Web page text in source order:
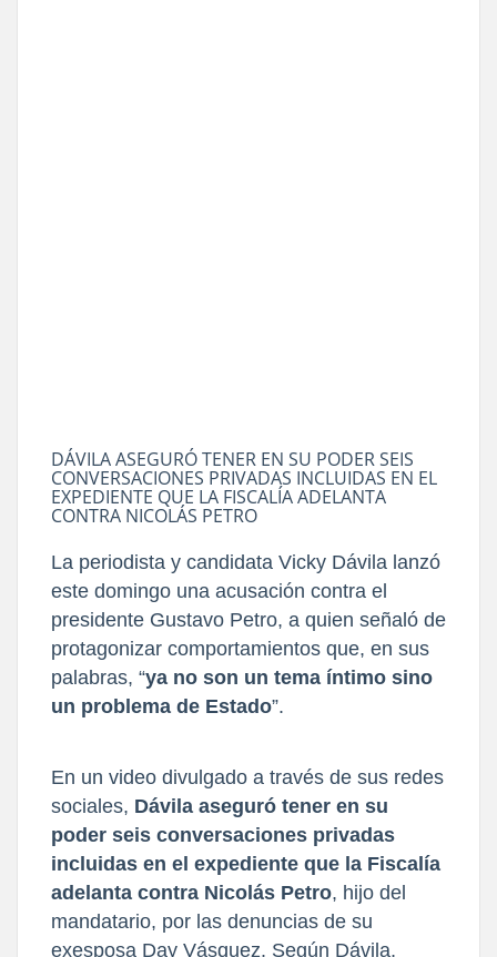
DÁVILA ASEGURÓ TENER EN SU PODER SEIS
CONVERSACIONES PRIVADAS INCLUIDAS EN EL
EXPEDIENTE QUE LA FISCALÍA ADELANTA
CONTRA NICOLÁS PETRO
La periodista y candidata Vicky Dávila lanzó
este domingo una acusación contra el
presidente Gustavo Petro, a quien señaló de
protagonizar comportamientos que, en sus
palabras, “ya no son un tema íntimo sino
un problema de Estado”.
En un video divulgado a través de sus redes
sociales, Dávila aseguró tener en su
poder seis conversaciones privadas
incluidas en el expediente que la Fiscalía
adelanta contra Nicolás Petro, hijo del
mandatario, por las denuncias de su
exesposa Day Vásquez. Según Dávila,